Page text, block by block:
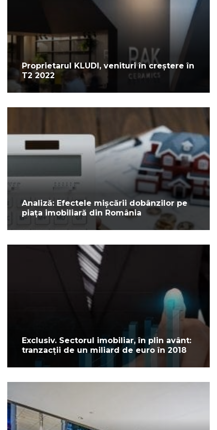
Proprietarul KLUDI, venituri în creștere în
T2 2022
Analiză: Efectele mișcării dobânzilor pe
piața imobiliară din România
Exclusiv. Sectorul imobiliar, în plin avânt:
tranzacții de un miliard de euro în 2018